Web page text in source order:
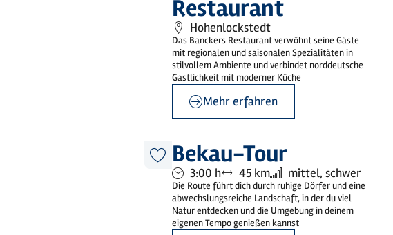
merken
Restaurant
Hohenlockstedt
Das Banckers Restaurant verwöhnt seine Gäste
mit regionalen und saisonalen Spezialitäten in
stilvollem Ambiente und verbindet norddeutsche
Gastlichkeit mit moderner Küche
Mehr erfahren
Diesen
Artikel
merken
Bekau-Tour
Dauer:
3:00 h Entfernung:
45 km Anforderung:
mittel, schwer
Die Route führt dich durch ruhige Dörfer und eine
abwechslungsreiche Landschaft, in der du viel
Natur entdecken und die Umgebung in deinem
eigenen Tempo genießen kannst